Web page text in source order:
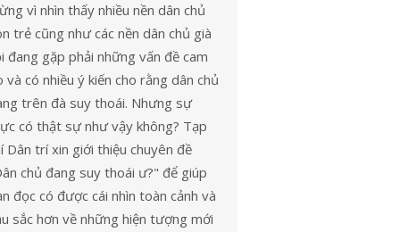
vì nhìn thấy nhiều nền dân chủ
trẻ cũng như các nền dân chủ già
đang gặp phải những vấn đề cam
và có nhiều ý kiến cho rằng dân chủ
trên đà suy thoái. Nhưng sự
có thật sự như vậy không? Tạp
Dân trí xin giới thiệu chuyên đề
chủ đang suy thoái ư?" để giúp
đọc có được cái nhìn toàn cảnh và
sắc hơn về những hiện tượng mới